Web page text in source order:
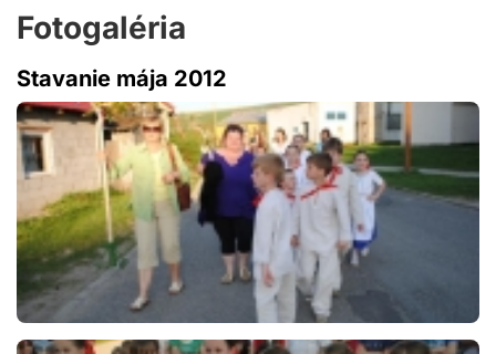
Fotogaléria
Stavanie mája 2012